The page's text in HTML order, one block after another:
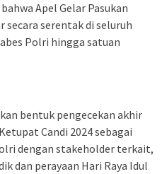
Apel Gelar Pasukan
secara serentak di seluruh
Polri hingga satuan
bentuk pengecekan akhir
Candi 2024 sebagai
dengan stakeholder terkait,
dan perayaan Hari Raya Idul